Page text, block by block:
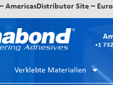
AmericasDistributor Site –
+1
Verklebte Materialien